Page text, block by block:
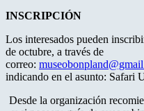
INSCRIPCIÓN
Los interesados pueden
de octubre, a través de
correo:
indicando en el asunto: Safari
Desde la organización